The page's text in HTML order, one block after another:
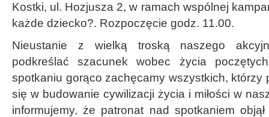
Kostki, ul. Hozjusza 2, w ramach wspólnej
każde dziecko?. Rozpoczęcie godz. 11.00.
Nieustanie z wielką troską naszego
podkreślać szacunek wobec życia
spotkaniu gorąco zachęcamy wszystkich, którzy
się w budowanie cywilizacji życia i miłości w
informujemy, że patronat nad spotkaniem